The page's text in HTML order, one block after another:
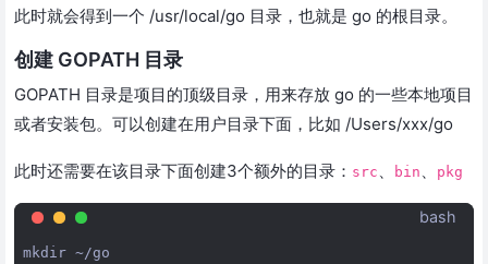
此时就会得到一个 /usr/local/go 目录，也就是 go 的根目录。
创建 GOPATH 目录
GOPATH 目录是项目的顶级目录，用来存放 go 的一些本地项目
或者安装包。可以创建在用户目录下面，比如 /Users/xxx/go
此时还需要在该目录下面创建3个额外的目录： src bin pkg
bash
mkdir